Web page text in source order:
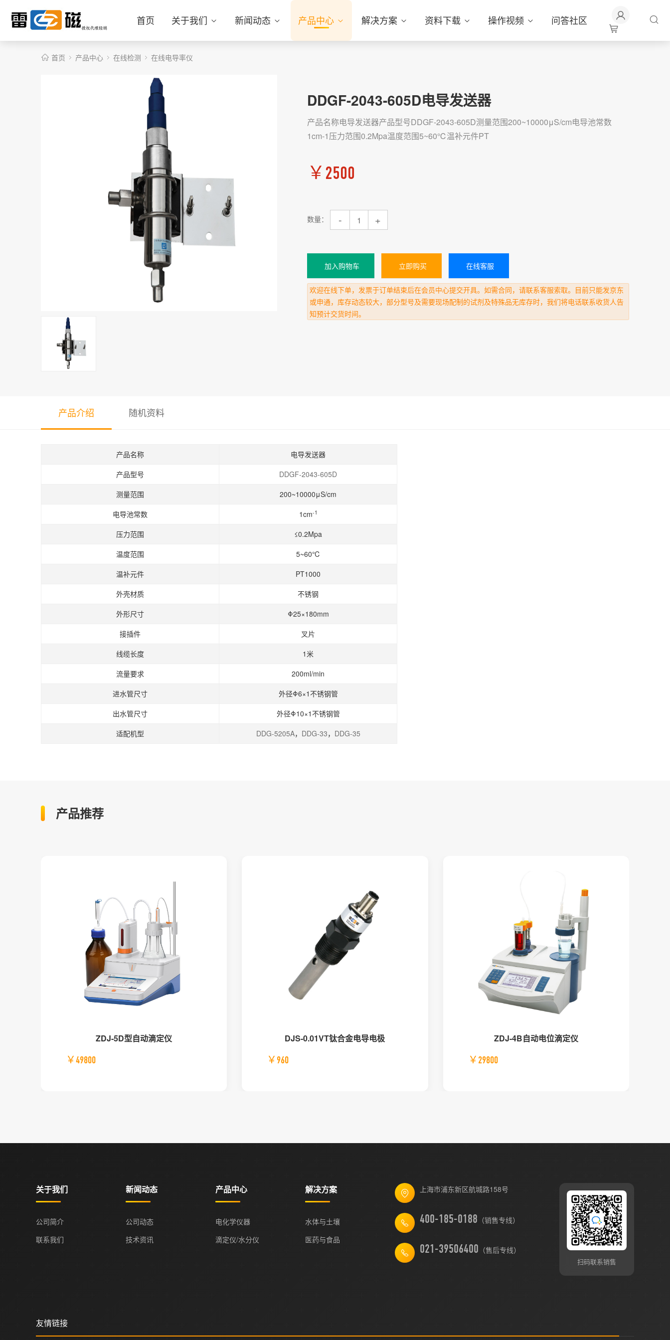
首页 关于我们 新闻动态 产品中心 解决方案 资料下载 操作视频 问答社区
首页 产品中心 在线检测 在线电导率仪
DDGF-2043-605D电导发送器
产品名称电导发送器产品型号DDGF-2043-605D测量范围200~10000μS/cm电导池常数
1cm-1压力范围0.2Mpa温度范围5~60℃温补元件PT
￥ 2500
数量： - +
加入购物车 立即购买 在线客服
欢迎在线下单，发票于订单结束后在会员中心提交开具。如需合同，请联系客服索取。目前只能发京东
或申通，库存动态较大，部分型号及需要现场配制的试剂及特殊品无库存时，我们将电话联系收货人告
知预计交货时间。
产品介绍 随机资料
产品名称
电导发送器
产品型号
DDGF-2043-605D
测量范围
200~10000μS/cm
电导池常数
1cm-1
压力范围
≤0.2Mpa
温度范围
5~60℃
温补元件
PT1000
外壳材质
不锈钢
外形尺寸
Φ25×180mm
接插件
叉片
线缆长度
1米
流量要求
200ml/min
进水管尺寸
外径Φ6×1不锈钢管
出水管尺寸
外径Φ10×1不锈钢管
适配机型
DDG-5205A， DDG-33， DDG-35
产品推荐
ZDJ-5D型自动滴定仪
￥49800
DJS-0.01VT钛合金电导电极
￥960
ZDJ-4B自动电位滴定仪
￥29800
关于我们
公司简介
联系我们
新闻动态
公司动态
技术资讯
产品中心
电化学仪器
滴定仪/水分仪
解决方案
水体与土壤
医药与食品
上海市浦东新区航城路158号
（销售专线）
021-39506400 （售后专线）
扫码联系销售
友情链接